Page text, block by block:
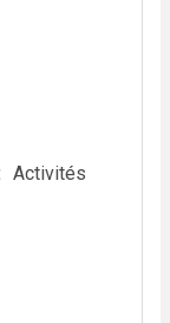
Activités